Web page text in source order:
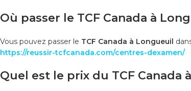
Où passer le TCF Canada à
Vous pouvez passer le TCF Canada à Longueuil
https://reussir-tcfcanada.com/centres-dexamen/
Quel est le prix du TCF Canada